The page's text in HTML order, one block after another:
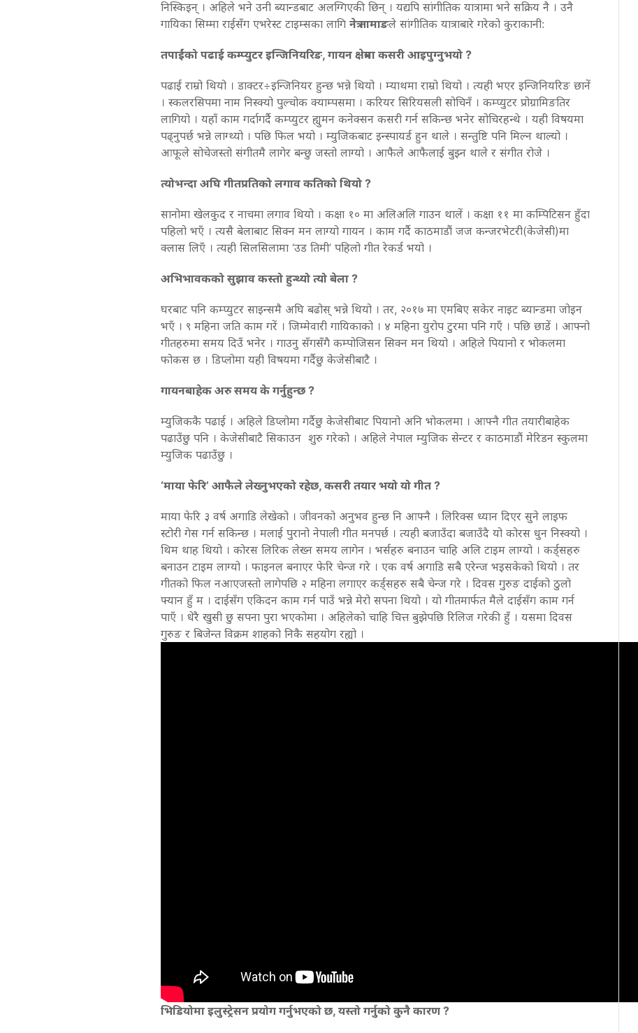
निस्किइन् । अहिले भने उनी ब्यान्डबाट अलग्गिएकी छिन् । यद्यपि सांगीतिक यात्रामा भने सक्रिय नै । उनै
गायिका सिम्मा राईसँग एभरेस्ट टाइम्सका लागि नेत्र तामाङले सांगीतिक यात्राबारे गरेको कुराकानी:
तपाईंको पढाई कम्प्युटर इन्जिनियरिङ, गायन क्षेत्रमा कसरी आइपुग्नुभयो ?
पढाई राम्रो थियो । डाक्टर÷इन्जिनियर हुन्छ भन्ने थियो । म्याथमा राम्रो थियो । त्यही भएर इन्जिनियरिङ छानें
। स्कलरसिपमा नाम निस्क्यो पुल्चोक क्याम्पसमा । करियर सिरियसली सोचिनँ । कम्प्युटर प्रोग्रामिङतिर
लागियो । यहाँ काम गर्दागर्दै कम्प्युटर ह्युमन कनेक्सन कसरी गर्न सकिन्छ भनेर सोचिरहन्थे । यही विषयमा
पढ्नुपर्छ भन्ने लाग्थ्यो । पछि फिल भयो । म्युजिकबाट इन्स्पायर्ड हुन थाले । सन्तुष्टि पनि मिल्न थाल्यो ।
आफूले सोचेजस्तो संगीतमै लागेर बन्छु जस्तो लाग्यो । आफैले आफैलाई बुझ्न थाले र संगीत रोजे ।
त्योभन्दा अघि गीतप्रतिको लगाव कतिको थियो ?
सानोमा खेलकुद र नाचमा लगाव थियो । कक्षा १० मा अलिअलि गाउन थालें । कक्षा ११ मा कम्पिटिसन हुँदा
पहिलो भएँ । त्यसै बेलाबाट सिक्न मन लाग्यो गायन । काम गर्दै काठमाडौं जज कन्जरभेटरी(केजेसी)मा
क्लास लिएँ । त्यही सिलसिलामा ‘उड तिमी’ पहिलो गीत रेकर्ड भयो ।
अभिभावकको सुझाव कस्तो हुन्थ्यो त्यो बेला ?
घरबाट पनि कम्प्युटर साइन्समै अघि बढोस् भन्ने थियो । तर, २०१७ मा एमबिए सकेर नाइट ब्यान्डमा जोइन
भएँ । ९ महिना जति काम गरें । जिम्मेवारी गायिकाको । ४ महिना युरोप टुरमा पनि गएँ । पछि छाडें । आफ्नो
गीतहरुमा समय दिउँ भनेर । गाउनु सँगसँगै कम्पोजिसन सिक्न मन थियो । अहिले पियानो र भोकलमा
फोकस छ । डिप्लोमा यही विषयमा गर्दैछु केजेसीबाटै ।
गायनबाहेक अरु समय के गर्नुहुन्छ ?
म्युजिककै पढाई । अहिले डिप्लोमा गर्दैछु केजेसीबाट पियानो अनि भोकलमा । आफ्नै गीत तयारीबाहेक
पढाउँछु पनि । केजेसीबाटै सिकाउन शुरु गरेको । अहिले नेपाल म्युजिक सेन्टर र काठमाडौं मेरिडन स्कुलमा
म्युजिक पढाउँछु ।
‘माया फेरि’ आफैले लेख्नुभएको रहेछ, कसरी तयार भयो यो गीत ?
माया फेरि ३ वर्ष अगाडि लेखेको । जीवनको अनुभव हुन्छ नि आफ्नै । लिरिक्स ध्यान दिएर सुने लाइफ
स्टोरी गेस गर्न सकिन्छ । मलाई पुरानो नेपाली गीत मनपर्छ । त्यही बजाउँदा बजाउँदै यो कोरस धुन निस्क्यो ।
थिम थाह थियो । कोरस लिरिक लेख्न समय लागेन । भर्सहरु बनाउन चाहि अलि टाइम लाग्यो । कर्ड्सहरु
बनाउन टाइम लाग्यो । फाइनल बनाएर फेरि चेन्ज गरे । एक वर्ष अगाडि सबै एरेन्ज भइसकेको थियो । तर
गीतको फिल नआएजस्तो लागेपछि २ महिना लगाएर कर्ड्सहरु सबै चेन्ज गरे । दिवस गुरुङ दाईको ठुलो
फ्यान हुँ म । दाईसँग एकिदन काम गर्न पाउँ भन्ने मेरो सपना थियो । यो गीतमार्फत मैले दाईसँग काम गर्न
पाएँ । धेरै खुसी छु सपना पुरा भएकोमा । अहिलेको चाहि चित्त बुझेपछि रिलिज गरेकी हुँ । यसमा दिवस
गुरुङ र बिजेन्त विक्रम शाहको निकै सहयोग रह्यो ।
भिडियोमा इलुस्ट्रेसन प्रयोग गर्नुभएको छ, यस्तो गर्नुको कुनै कारण ?